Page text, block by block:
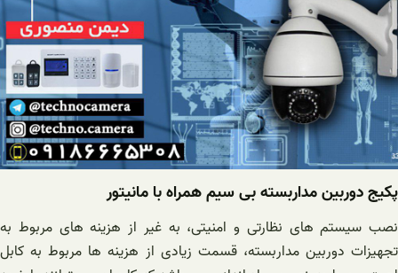
پکیج دوربین مداربسته بی سیم همراه با مانیتور
نصب سیستم های نظارتی و امنیتی، به غیر از هزینه های مربوط به
تجهیزات دوربین مداربسته، قسمت زیادی از هزینه ها مربوط به کابل